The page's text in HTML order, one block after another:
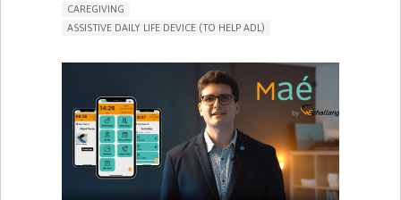
CAREGIVING
ASSISTIVE DAILY LIFE DEVICE (TO HELP ADL)
MAINTAINING BALANCE AND MOBILITY
PREVENTING (VACCINATION, PROTECTION, FALLS,
GENERAL AND FAMILY MEDICINE
CAREGIVER SUPPORT
UNITED STATES